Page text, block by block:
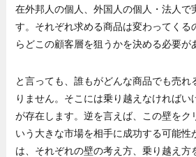
在外邦人の個人、外国人の個人・法人で
す。それぞれ求める商品は変わってくる
らどこの顧客層を狙うかを決める必要が
と言っても、誰もがどんな商品でも売れ
りません。そこには乗り越えなければい
が存在します。逆を言えば、この壁をク
いう大きな市場を相手に成功する可能性
は、それぞれの壁の考え方、乗り越え方